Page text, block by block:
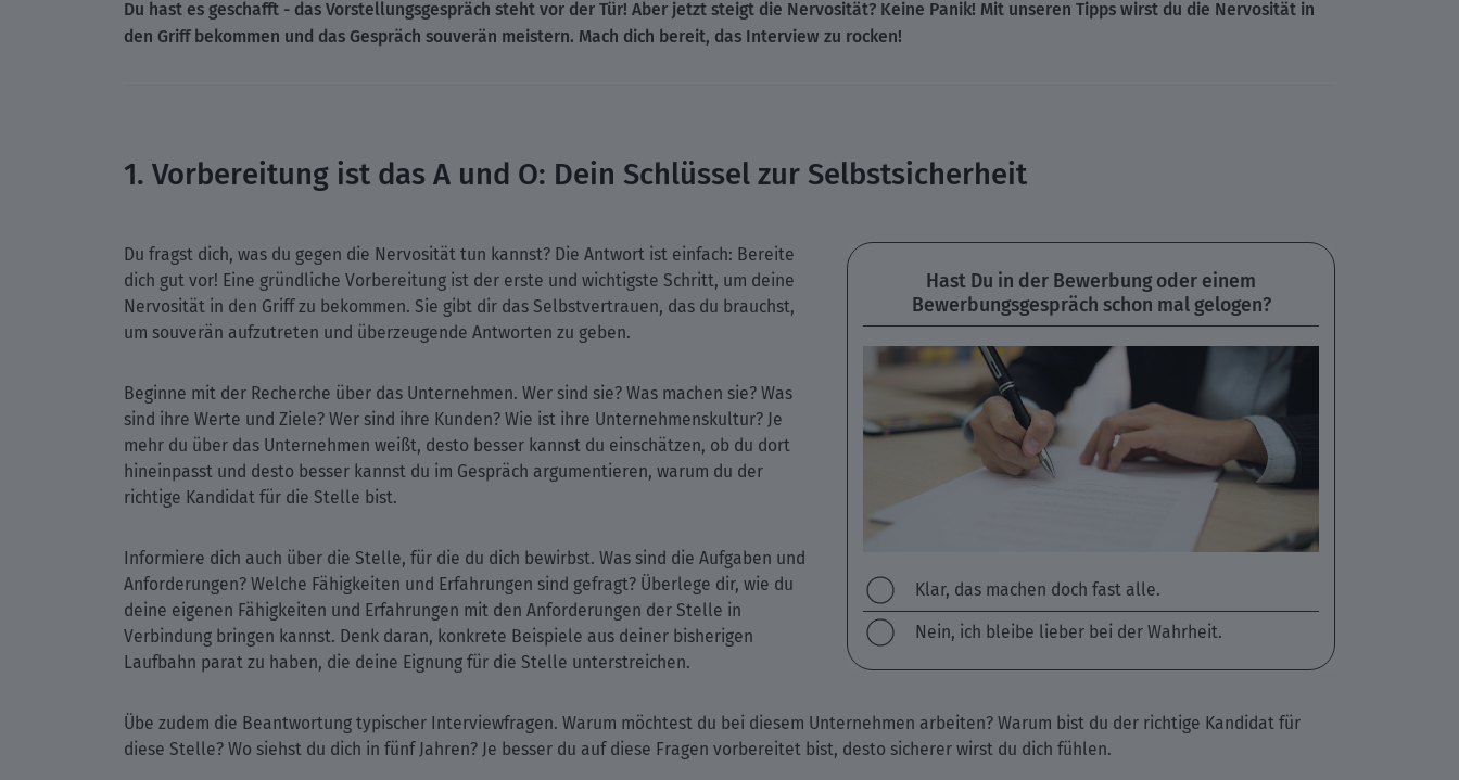
Du hast es geschafft - das Vorstellungsgespräch steht vor der Tür! Aber jetzt steigt die Nervosität? Keine Panik! Mit unseren Tipps wirst du die Nervosität in
den Griff bekommen und das Gespräch souverän meistern. Mach dich bereit, das Interview zu rocken!
1. Vorbereitung ist das A und O: Dein Schlüssel zur Selbstsicherheit
Hast Du in der Bewerbung oder einem
Bewerbungsgespräch schon mal gelogen?
Klar, das machen doch fast alle.
Nein, ich bleibe lieber bei der Wahrheit.
Du fragst dich, was du gegen die Nervosität tun kannst? Die Antwort ist einfach: Bereite
dich gut vor! Eine gründliche Vorbereitung ist der erste und wichtigste Schritt, um deine
Nervosität in den Griff zu bekommen. Sie gibt dir das Selbstvertrauen, das du brauchst,
um souverän aufzutreten und überzeugende Antworten zu geben.
Beginne mit der Recherche über das Unternehmen. Wer sind sie? Was machen sie? Was
sind ihre Werte und Ziele? Wer sind ihre Kunden? Wie ist ihre Unternehmenskultur? Je
mehr du über das Unternehmen weißt, desto besser kannst du einschätzen, ob du dort
hineinpasst und desto besser kannst du im Gespräch argumentieren, warum du der
richtige Kandidat für die Stelle bist.
Informiere dich auch über die Stelle, für die du dich bewirbst. Was sind die Aufgaben und
Anforderungen? Welche Fähigkeiten und Erfahrungen sind gefragt? Überlege dir, wie du
deine eigenen Fähigkeiten und Erfahrungen mit den Anforderungen der Stelle in
Verbindung bringen kannst. Denk daran, konkrete Beispiele aus deiner bisherigen
Laufbahn parat zu haben, die deine Eignung für die Stelle unterstreichen.
Übe zudem die Beantwortung typischer Interviewfragen. Warum möchtest du bei diesem Unternehmen arbeiten? Warum bist du der richtige Kandidat für
diese Stelle? Wo siehst du dich in fünf Jahren? Je besser du auf diese Fragen vorbereitet bist, desto sicherer wirst du dich fühlen.